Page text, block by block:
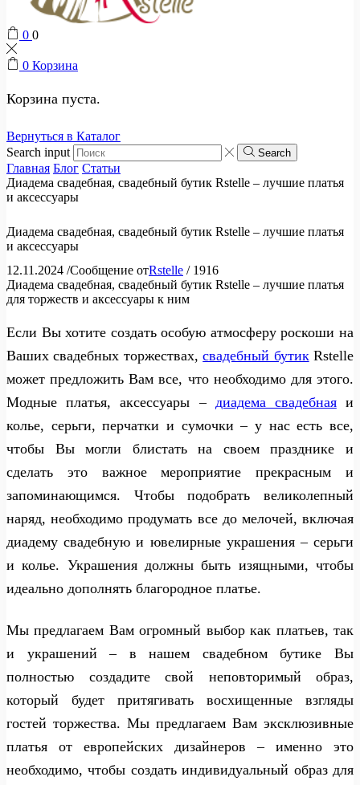
0 0
0 Корзина
Корзина пуста.
Вернуться в Каталог
Search input
Search
Главная Блог Статьи
Диадема свадебная, свадебный бутик Rstelle – лучшие платья
и аксессуары
Диадема свадебная, свадебный бутик Rstelle – лучшие платья
и аксессуары
12.11.2024 /Сообщение отRstelle / 1916
Диадема свадебная, свадебный бутик Rstelle – лучшие платья
для торжеств и аксессуары к ним
Если Вы хотите создать особую атмосферу роскоши на
Ваших свадебных торжествах,свадебный бутикRstelle
может предложить Вам все, что необходимо для этого.
Модные платья, аксессуары – диадема свадебнаяи
колье, серьги, перчатки и сумочки – у нас есть все,
чтобы Вы могли блистать на своем празднике и
сделать это важное мероприятие прекрасным и
запоминающимся. Чтобы подобрать великолепный
наряд, необходимо продумать все до мелочей, включая
диадему свадебную и ювелирные украшения – серьги
и колье. Украшения должны быть изящными, чтобы
идеально дополнять благородное платье.
Мы предлагаем Вам огромный выбор как платьев, так
и украшений – в нашем свадебном бутике Вы
полностью создадите свой неповторимый образ,
который будет притягивать восхищенные взгляды
гостей торжества. Мы предлагаем Вам эксклюзивные
платья от европейских дизайнеров – именно это
необходимо, чтобы создать индивидуальный образ для